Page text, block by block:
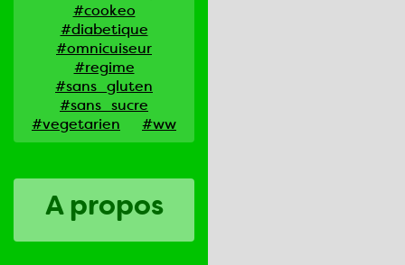
#cookeo
#diabetique
#omnicuiseur
#regime
#sans_gluten
#sans_sucre
#vegetarien
#ww
A propos